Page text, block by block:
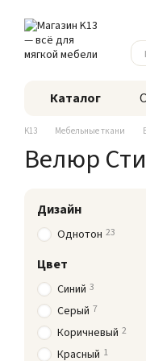
Каталог
K13 Мебельные ткани
Велюр
Дизайн
Однотон 23
Цвет
Синий 3
Серый 7
Коричневый 2
Красный 1